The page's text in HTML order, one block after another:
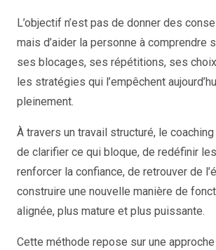
L’objectif n’est pas de donner des
mais d’aider la personne à comprendre
ses blocages, ses répétitions, ses
les stratégies qui l’empêchent
pleinement.
À travers un travail structuré, le
de clarifier ce qui bloque, de redéfinir
renforcer la confiance, de retrouver de
construire une nouvelle manière de
alignée, plus mature et plus puissante.
Cette méthode repose sur une